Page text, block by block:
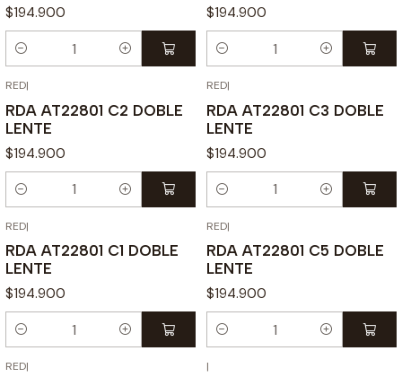
$194.900
Cantidad
$194.900
Cantidad
RED|
RDA AT22801 C2 DOBLE
LENTE
$194.900
Cantidad
RED|
RDA AT22801 C3 DOBLE
LENTE
$194.900
Cantidad
RED|
RDA AT22801 C1 DOBLE
LENTE
$194.900
Cantidad
RED|
RDA AT22801 C5 DOBLE
LENTE
$194.900
Cantidad
RED| |